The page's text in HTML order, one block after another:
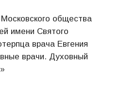
общества
имени Святого
врача Евгения
врачи. Духовный